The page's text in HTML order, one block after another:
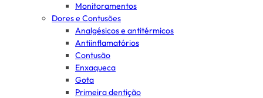
Monitoramentos
Dores e Contusões
Analgésicos e antitérmicos
Antiinflamatórios
Contusão
Enxaqueca
Gota
Primeira dentição